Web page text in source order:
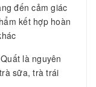
đến cảm giác
kết hợp hoàn
là nguyên
sữa, trà trái